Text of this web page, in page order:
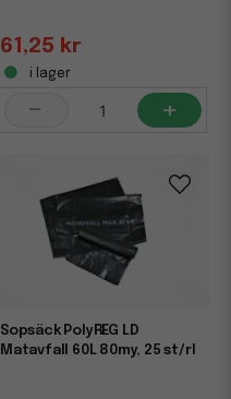
61,25 kr
i lager
- +
Sopsäck PolyREG LD
Matavfall 60L 80my, 25 st/rl